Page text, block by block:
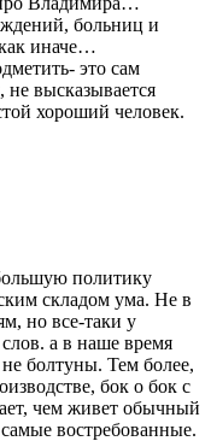
больниц и
иначе…
это сам
не высказывается
хороший человек.
политику
складом ума. Не в
но все-таки у
а в наше время
болтуны. Тем более,
бок о бок с
чем живет обычный
востребованные.